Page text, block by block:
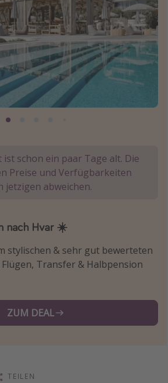
ist schon ein paar Tage alt. Die
Preise und Verfügbarkeiten
jetzigen abweichen.
nach Hvar ☀️
stylischen & sehr gut bewerteten
Transfer & Halbpension
ZUM DEAL
TEILEN